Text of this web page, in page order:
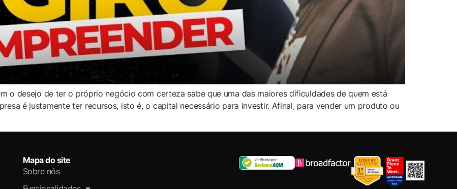
o desejo de ter o próprio negócio com certeza sabe que uma das maiores dificuldades de quem está
é justamente ter recursos, isto é, o capital necessário para investir. Afinal, para vender um produto ou
Mapa do site
Sobre nós